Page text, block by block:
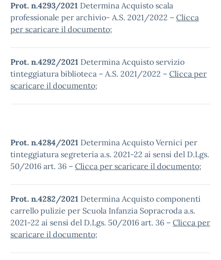
Prot. n.4293/2021 Determina Acquisto scala
professionale per archivio- A.S. 2021/2022 – Clicca
per scaricare il documento;
Prot. n.4292/2021 Determina Acquisto servizio
tinteggiatura biblioteca – A.S. 2021/2022 – Clicca per
scaricare il documento;
Prot. n.4284/2021 Determina Acquisto Vernici per
tinteggiatura segreteria a.s. 2021-22 ai sensi del D.Lgs.
50/2016 art. 36 – Clicca per scaricare il documento;
Prot. n.4282/2021 Determina Acquisto componenti
carrello pulizie per Scuola Infanzia Sopracroda a.s.
2021-22 ai sensi del D.Lgs. 50/2016 art. 36 – Clicca per
scaricare il documento;